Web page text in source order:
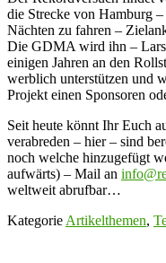
die Strecke von Hamburg
Nächten zu fahren –
Die GDMA wird ihn –
einigen Jahren an den
werblich unterstützen und
Projekt einen Sponsoren
Seit heute könnt Ihr Euch
verabreden – hier – sind
noch welche hinzugefügt
aufwärts) – Mail an
weltweit abrufbar…
Kategorie Artikelthemen,